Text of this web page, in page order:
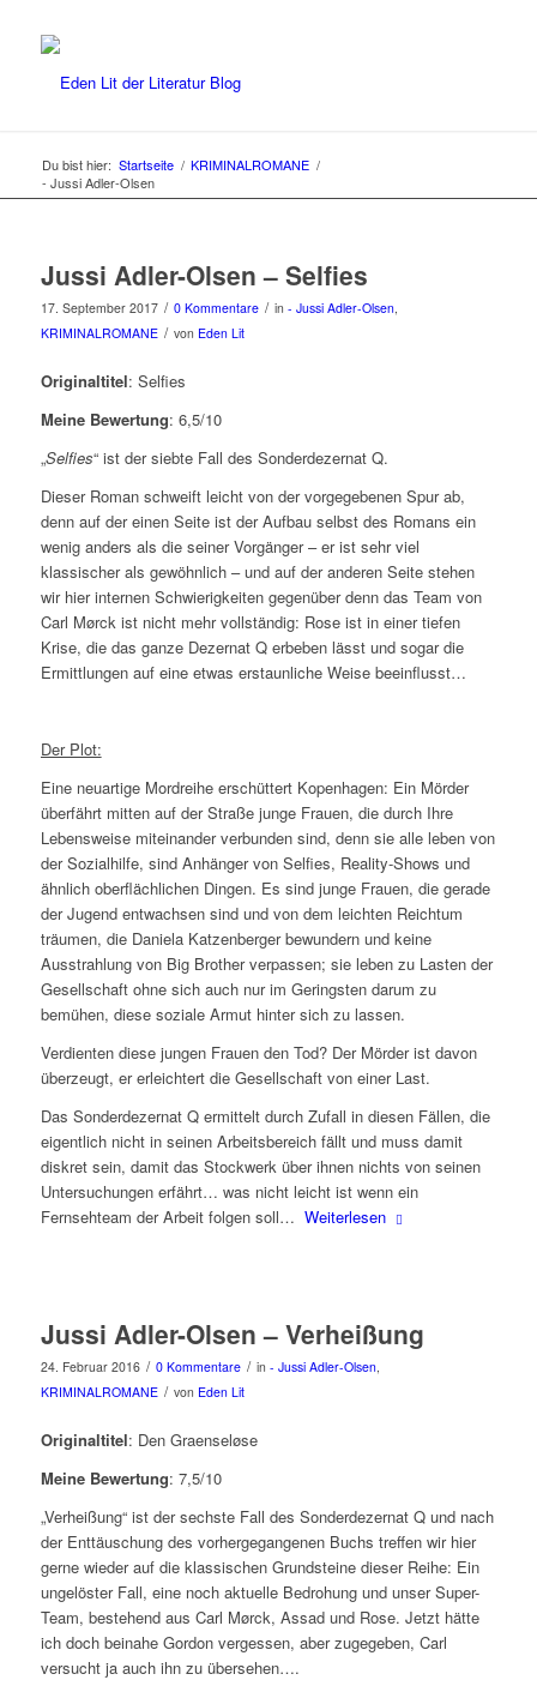
Du bist hier: Startseite / KRIMINALROMANE /
- Jussi Adler-Olsen
Jussi Adler-Olsen – Selfies
17. September 2017 / 0 Kommentare / in - Jussi Adler-Olsen,
KRIMINALROMANE / von Eden Lit
Originaltitel: Selfies
Meine Bewertung: 6,5/10
„Selfies“ ist der siebte Fall des Sonderdezernat Q.
Dieser Roman schweift leicht von der vorgegebenen Spur ab,
denn auf der einen Seite ist der Aufbau selbst des Romans ein
wenig anders als die seiner Vorgänger – er ist sehr viel
klassischer als gewöhnlich – und auf der anderen Seite stehen
wir hier internen Schwierigkeiten gegenüber denn das Team von
Carl Mørck ist nicht mehr vollständig: Rose ist in einer tiefen
Krise, die das ganze Dezernat Q erbeben lässt und sogar die
Ermittlungen auf eine etwas erstaunliche Weise beeinflusst…
Der Plot:
Eine neuartige Mordreihe erschüttert Kopenhagen: Ein Mörder
überfährt mitten auf der Straße junge Frauen, die durch Ihre
Lebensweise miteinander verbunden sind, denn sie alle leben von
der Sozialhilfe, sind Anhänger von Selfies, Reality-Shows und
ähnlich oberflächlichen Dingen. Es sind junge Frauen, die gerade
der Jugend entwachsen sind und von dem leichten Reichtum
träumen, die Daniela Katzenberger bewundern und keine
Ausstrahlung von Big Brother verpassen; sie leben zu Lasten der
Gesellschaft ohne sich auch nur im Geringsten darum zu
bemühen, diese soziale Armut hinter sich zu lassen.
Verdienten diese jungen Frauen den Tod? Der Mörder ist davon
überzeugt, er erleichtert die Gesellschaft von einer Last.
Das Sonderdezernat Q ermittelt durch Zufall in diesen Fällen, die
eigentlich nicht in seinen Arbeitsbereich fällt und muss damit
diskret sein, damit das Stockwerk über ihnen nichts von seinen
Untersuchungen erfährt… was nicht leicht ist wenn ein
Fernsehteam der Arbeit folgen soll… Weiterlesen
Jussi Adler-Olsen – Verheißung
24. Februar 2016 / 0 Kommentare / in - Jussi Adler-Olsen,
KRIMINALROMANE / von Eden Lit
Originaltitel: Den Graenseløse
Meine Bewertung: 7,5/10
„Verheißung“ ist der sechste Fall des Sonderdezernat Q und nach
der Enttäuschung des vorhergegangenen Buchs treffen wir hier
gerne wieder auf die klassischen Grundsteine dieser Reihe: Ein
ungelöster Fall, eine noch aktuelle Bedrohung und unser Super-
Team, bestehend aus Carl Mørck, Assad und Rose. Jetzt hätte
ich doch beinahe Gordon vergessen, aber zugegeben, Carl
versucht ja auch ihn zu übersehen….